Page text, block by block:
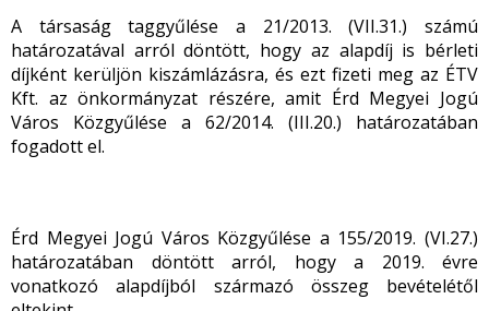
A társaság taggyűlése a 21/2013. (VII.31.) számú
határozatával arról döntött, hogy az alapdíj is bérleti
díjként kerüljön kiszámlázásra, és ezt fizeti meg az ÉTV
Kft. az önkormányzat részére, amit Érd Megyei Jogú
Város Közgyűlése a 62/2014. (III.20.) határozatában
fogadott el.
Érd Megyei Jogú Város Közgyűlése a 155/2019. (VI.27.)
határozatában döntött arról, hogy a 2019. évre
vonatkozó alapdíjból származó összeg bevételétől